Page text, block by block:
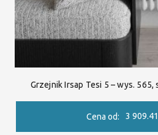
Grzejnik Irsap Tesi 5 – wys. 565,
Cena od: 3 909.41